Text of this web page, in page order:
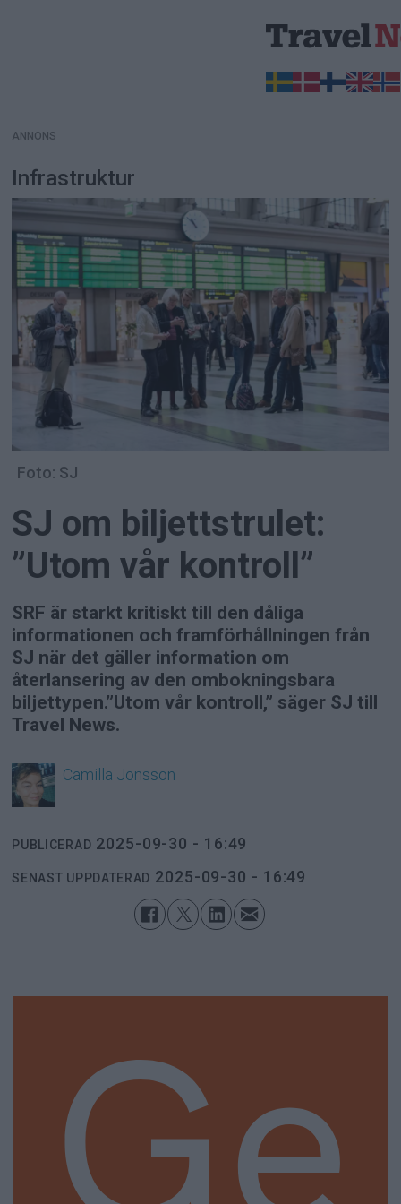
ANNONS
Infrastruktur
Foto: SJ
SJ om biljettstrulet:
”Utom vår kontroll”
SRF är starkt kritiskt till den dåliga
informationen och framförhållningen från
SJ när det gäller information om
återlansering av den ombokningsbara
biljettypen.”Utom vår kontroll,” säger SJ till
Travel News.
Camilla Jonsson
PUBLICERAD 2025-09-30 - 16:49
SENAST UPPDATERAD 2025-09-30 - 16:49
Ge